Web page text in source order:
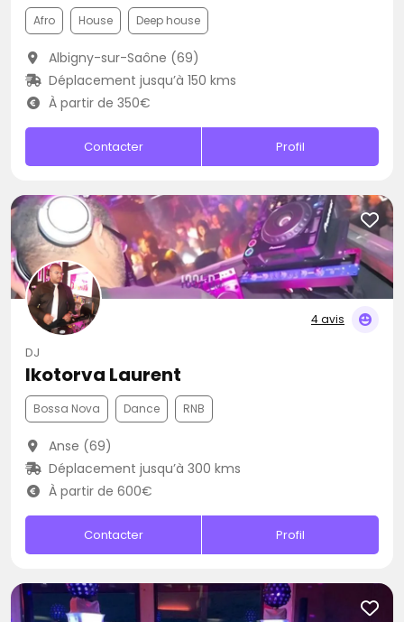
Afro House Deep house
Albigny-sur-Saône (69)
Déplacement jusqu’à 150 kms
À partir de 350€
Contacter Profil
4 avis
DJ
Ikotorva Laurent
Bossa Nova Dance RNB
Anse (69)
Déplacement jusqu’à 300 kms
À partir de 600€
Contacter Profil